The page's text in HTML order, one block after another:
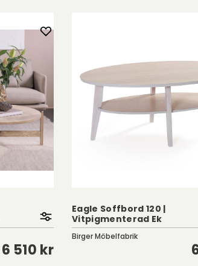
6 510 kr
Eagle Soffbord 120 |
Vitpigmenterad Ek
Birger Möbelfabrik